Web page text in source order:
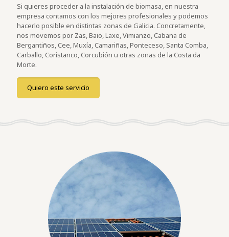
Si quieres proceder a la instalación de biomasa, en nuestra
empresa contamos con los mejores profesionales y podemos
hacerlo posible en distintas zonas de Galicia. Concretamente,
nos movemos por Zas, Baio, Laxe, Vimianzo, Cabana de
Bergantiños, Cee, Muxía, Camariñas, Ponteceso, Santa Comba,
Carballo, Coristanco, Corcubión u otras zonas de la Costa da
Morte.
Quiero este servicio